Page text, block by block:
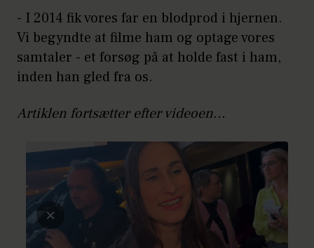
- I 2014 fik vores far en blodprod i hjernen.
Vi begyndte at filme ham og optage vores
samtaler - et forsøg på at holde fast i ham,
inden han gled fra os.
Artiklen fortsætter efter videoen...